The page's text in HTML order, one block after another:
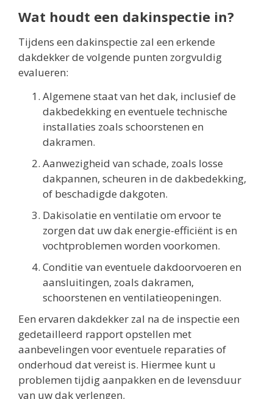
Wat houdt een dakinspectie in?
Tijdens een dakinspectie zal een erkende
dakdekker de volgende punten zorgvuldig
evalueren:
Algemene staat van het dak, inclusief de
dakbedekking en eventuele technische
installaties zoals schoorstenen en
dakramen.
Aanwezigheid van schade, zoals losse
dakpannen, scheuren in de dakbedekking,
of beschadigde dakgoten.
Dakisolatie en ventilatie om ervoor te
zorgen dat uw dak energie-efficiënt is en
vochtproblemen worden voorkomen.
Conditie van eventuele dakdoorvoeren en
aansluitingen, zoals dakramen,
schoorstenen en ventilatieopeningen.
Een ervaren dakdekker zal na de inspectie een
gedetailleerd rapport opstellen met
aanbevelingen voor eventuele reparaties of
onderhoud dat vereist is. Hiermee kunt u
problemen tijdig aanpakken en de levensduur
van uw dak verlengen.